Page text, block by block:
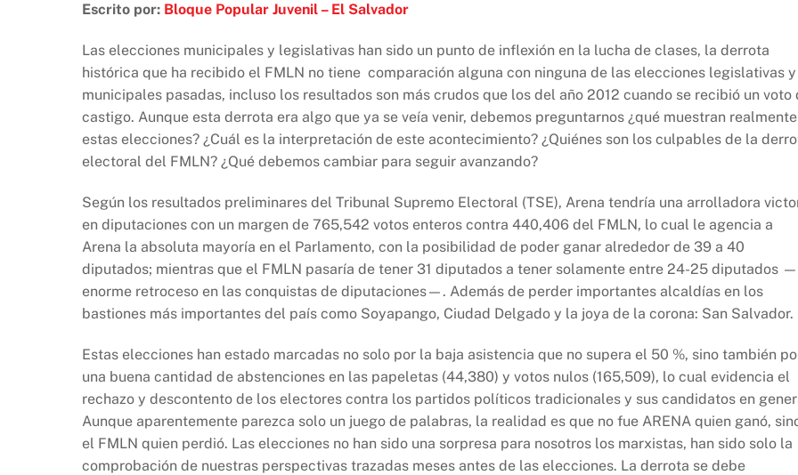
c
e
b
o
o
k
at
s
A
p
p
nt p
y
Li
n
k
Escrito por: Bloque Popular Juvenil – El Salvador
Las elecciones municipales y legislativas han sido un punto de inflexión en la lucha de clases, la derrota
histórica que ha recibido el FMLN no tiene comparación alguna con ninguna de las elecciones legislativas y
municipales pasadas, incluso los resultados son más crudos que los del año 2012 cuando se recibió un voto
castigo. Aunque esta derrota era algo que ya se veía venir, debemos preguntarnos ¿qué muestran realmente
estas elecciones? ¿Cuál es la interpretación de este acontecimiento? ¿Quiénes son los culpables de la
electoral del FMLN? ¿Qué debemos cambiar para seguir avanzando?
Según los resultados preliminares del Tribunal Supremo Electoral (TSE), Arena tendría una arrolladora
en diputaciones con un margen de 765,542 votos enteros contra 440,406 del FMLN, lo cual le agencia a
Arena la absoluta mayoría en el Parlamento, con la posibilidad de poder ganar alrededor de 39 a 40
diputados; mientras que el FMLN pasaría de tener 31 diputados a tener solamente entre 24-25 diputados
enorme retroceso en las conquistas de diputaciones—. Además de perder importantes alcaldías en los
bastiones más importantes del país como Soyapango, Ciudad Delgado y la joya de la corona: San Salvador.
Estas elecciones han estado marcadas no solo por la baja asistencia que no supera el 50 %, sino también
una buena cantidad de abstenciones en las papeletas (44,380) y votos nulos (165,509), lo cual evidencia el
rechazo y descontento de los electores contra los partidos políticos tradicionales y sus candidatos en
Aunque aparentemente parezca solo un juego de palabras, la realidad es que no fue ARENA quien ganó,
el FMLN quien perdió. Las elecciones no han sido una sorpresa para nosotros los marxistas, han sido solo la
comprobación de nuestras perspectivas trazadas meses antes de las elecciones. La derrota se debe